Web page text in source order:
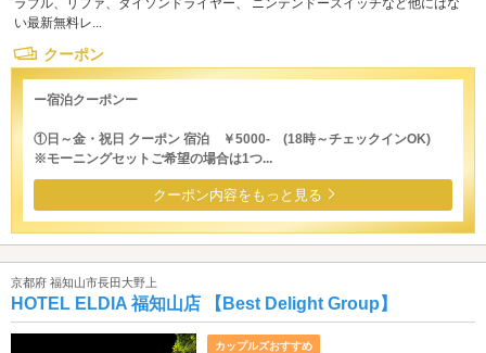
い最新無料レ...
クーポン
ー宿泊クーポンー
①日～金・祝日 クーポン 宿泊 ￥5000- (18時～チェックインOK)
※モーニングセットご希望の場合は1つ...
クーポン内容をもっと見る
京都府 福知山市長田大野上
HOTEL ELDIA 福知山店 【Best Delight Group】
カップルズおすすめ